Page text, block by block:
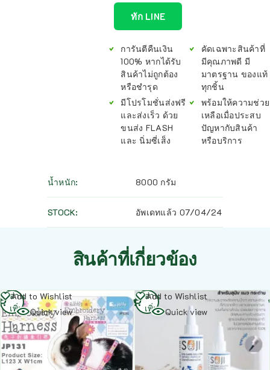
ทัก LINE
การันตีคืนเงิน
100% หากได้รับ
สินค้าไม่ถูกต้อง
หรือชำรุด
มีโปรโมชั่นส่งฟรี
และส่งเร็ว ด้วย
ขนส่ง FLASH
และ นิ่มซี่เส็ง
คัดเฉพาะสินค้าที่
มีคุณภาพดี มี
มาตรฐาน ของแท้
ทุกชิ้น
พร้อมให้ความช่วย
เหลือเมื่อประสบ
ปัญหากับสินค้า
หรือบริการ
น้ำหนัก 8000 กรัม
STOCK อัพเดทแล้ว 07/04/24
สินค้าที่เกี่ยวข้อง
Add to Wishlist
Quick view
อ่าน
เพิ่ม
Add to Wishlist
Quick view
อ่าน
เพิ่ม